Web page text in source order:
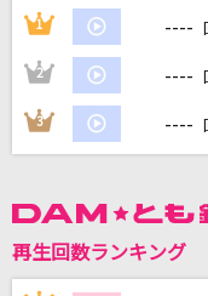
和田光司
カラ
1 ----
2 ----
3 ----
再生回数ランキング